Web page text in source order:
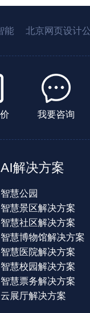
能 北京网页设计
我要咨询
AI解决方案
智慧公园
智慧景区解决方案
智慧社区解决方案
智慧博物馆解决方案
智慧医院解决方案
智慧校园解决方案
智慧票务解决方案
云展厅解决方案